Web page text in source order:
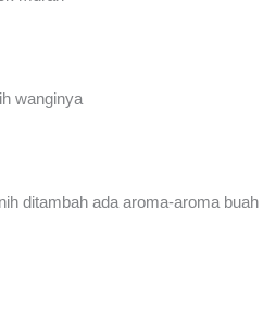
wanginya
ditambah ada aroma-aroma buah